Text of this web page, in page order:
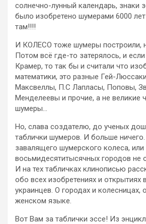
солнечно-лунный календарь, знаки
было изобретено шумерами 6000
там!!!!
И КОЛЕСО тоже шумеры построили,
Потом всё где-то затерялось, и
Крамер, то так бы и считали что
математики, это разные Гей-
Максвеллы, П.С Лапласы, Поповы,
Менделеевы и прочие, а не великие
шумеры…
Но, слава создателю, до ученых
таблички шумеров. И больше
завалящего шумерского колеса, или
восьмидесятитысячных городов не
И на тех табличках клинописью
обо всех изобретениях и открытиях
украинцев. О городах и колесницах,
женском языке.
Вот Вам за таблички эссе! Из